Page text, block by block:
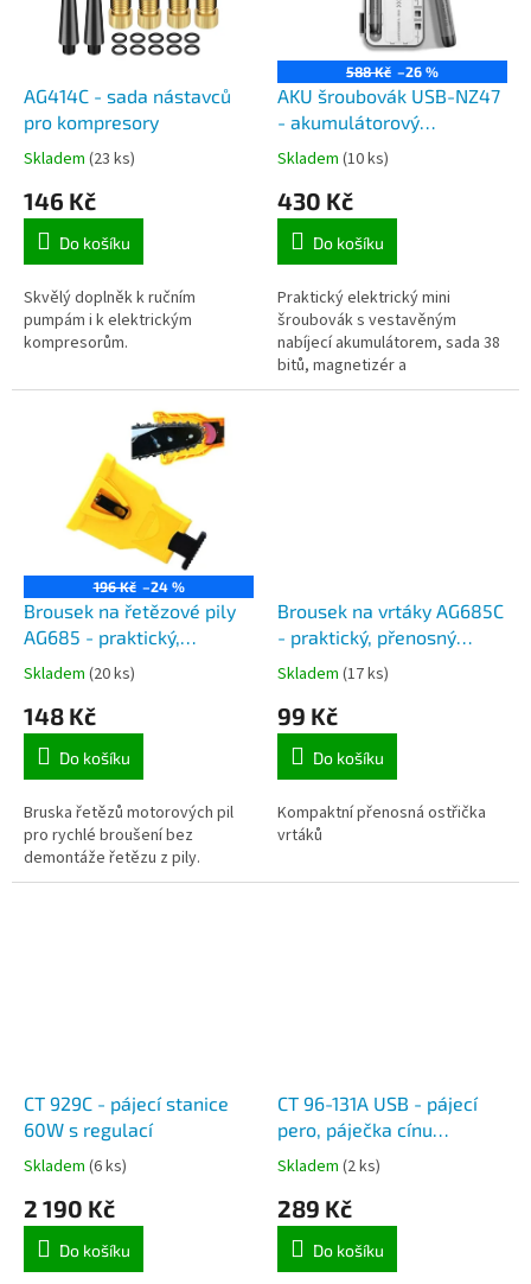
AG414C - sada nástavců
pro kompresory
Skladem (23 ks)
146 Kč
Do košíku
Skvělý doplněk k ručním
pumpám i k elektrickým
kompresorům.
588 Kč –26 %
AKU šroubovák USB-NZ47
- akumulátorový
šroubovák a sada s 38
bity, magnetizér a
demagnetizér, nabíjení z
Skladem (10 ks)
430 Kč
Do košíku
Praktický elektrický mini
šroubovák s vestavěným
nabíjecí akumulátorem, sada 38
bitů, magnetizér a
demagnetizér, ideální pro servis
196 Kč –24 %
Brousek na řetězové pily
AG685 - praktický,
přenosný kompaktní
brousek na řetězové pily
Skladem (20 ks)
148 Kč
Do košíku
Bruska řetězů motorových pil
pro rychlé broušení bez
demontáže řetězu z pily.
Brousek na vrtáky AG685C
- praktický, přenosný
ostřič vrtáků
Skladem (17 ks)
99 Kč
Do košíku
Kompaktní přenosná ostřička
vrtáků
CT 929C - pájecí stanice
60W s regulací
Skladem (6 ks)
2 190 Kč
Do košíku
CT 96-131A USB - pájecí
pero, páječka cínu
napájená přes USB, 5V,
výkon 8W
Skladem (2 ks)
289 Kč
Do košíku